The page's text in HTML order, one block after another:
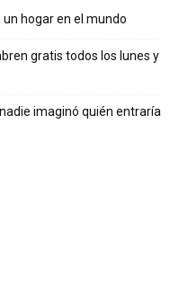
hogar en el mundo
gratis todos los lunes y
imaginó quién entraría